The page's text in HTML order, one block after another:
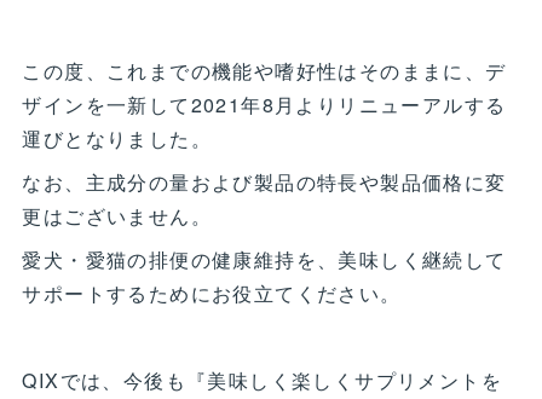
この度、これまでの機能や嗜好性はそのままに、デ
ザインを一新して2021年8月よりリニューアルする
運びとなりました。
なお、主成分の量および製品の特長や製品価格に変
更はございません。
愛犬・愛猫の排便の健康維持を、美味しく継続して
サポートするためにお役立てください。
QIXでは、今後も『美味しく楽しくサプリメントを